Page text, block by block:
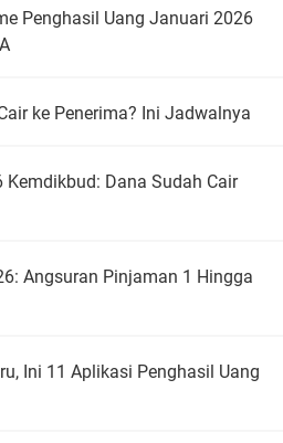
Penghasil Uang Januari 2026
ke Penerima? Ini Jadwalnya
Kemdikbud: Dana Sudah Cair
Angsuran Pinjaman 1 Hingga
Ini 11 Aplikasi Penghasil Uang